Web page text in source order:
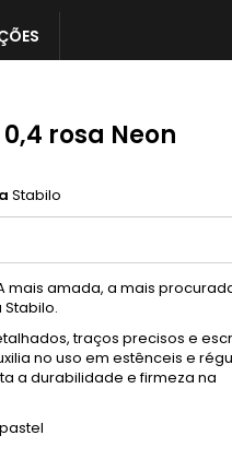
rosa Neon
Stabilo
mais amada, a mais
traços precisos e
no uso em estênceis e
a durabilidade e firmeza na